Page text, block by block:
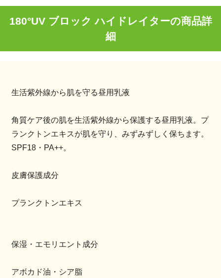
180°UV ブロック ハイドレイターの商品詳
細
生活紫外線から肌を守る昼用乳液
角質ケア後の肌を生活紫外線から保護する昼用乳液。プ
ランクトンエキスが肌を守り、みずみずしく保ちます。
SPF18・PA++。
皮膚保護成分
プランクトンエキス
保湿・エモリエント成分
アボカド油・シア脂